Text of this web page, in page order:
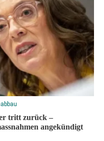
tritt zurück –
angekündigt